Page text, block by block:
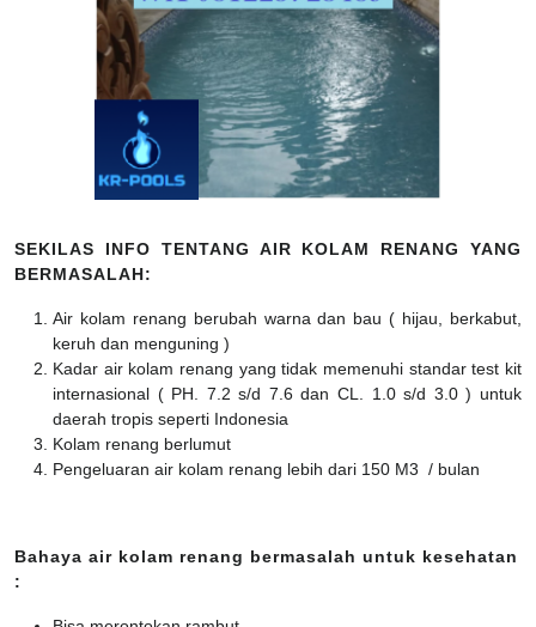
SEKILAS INFO TENTANG AIR KOLAM RENANG YANG
BERMASALAH:
Air kolam renang berubah warna dan bau ( hijau, berkabut,
keruh dan menguning )
Kadar air kolam renang yang tidak memenuhi standar test kit
internasional ( PH. 7.2 s/d 7.6 dan CL. 1.0 s/d 3.0 ) untuk
daerah tropis seperti Indonesia
Kolam renang berlumut
Pengeluaran air kolam renang lebih dari 150 M3 / bulan
Bahaya air kolam renang bermasalah untuk kesehatan
: